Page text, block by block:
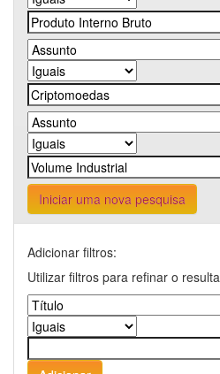
Iniciar uma nova pesquisa
Adicionar filtros:
Utilizar filtros para refinar o